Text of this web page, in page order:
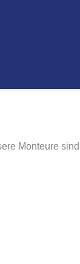
Monteure